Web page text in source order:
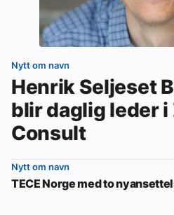
Nytt om navn
Henrik Seljeset
blir daglig leder
Consult
Nytt om navn
TECE Norge med to